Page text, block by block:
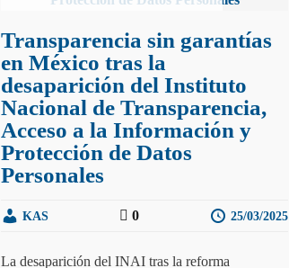
Transparencia sin garantías
en México tras la
desaparición del Instituto
Nacional de Transparencia,
Acceso a la Información y
Protección de Datos
Personales
KAS 0 25/03/2025
La desaparición del INAI tras la reforma